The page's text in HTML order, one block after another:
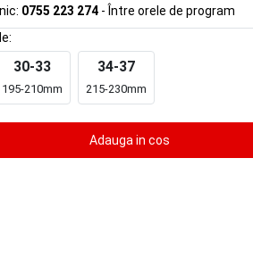
0755 223 274 - Între orele de program
30-33
195-210mm
34-37
215-230mm